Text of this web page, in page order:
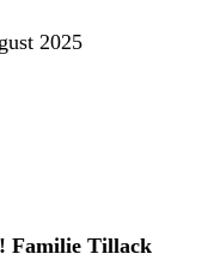
2025
Familie Tillack